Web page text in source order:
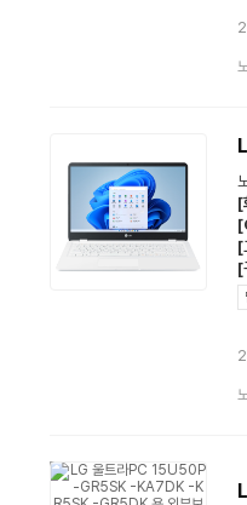
상
[
[
[
상